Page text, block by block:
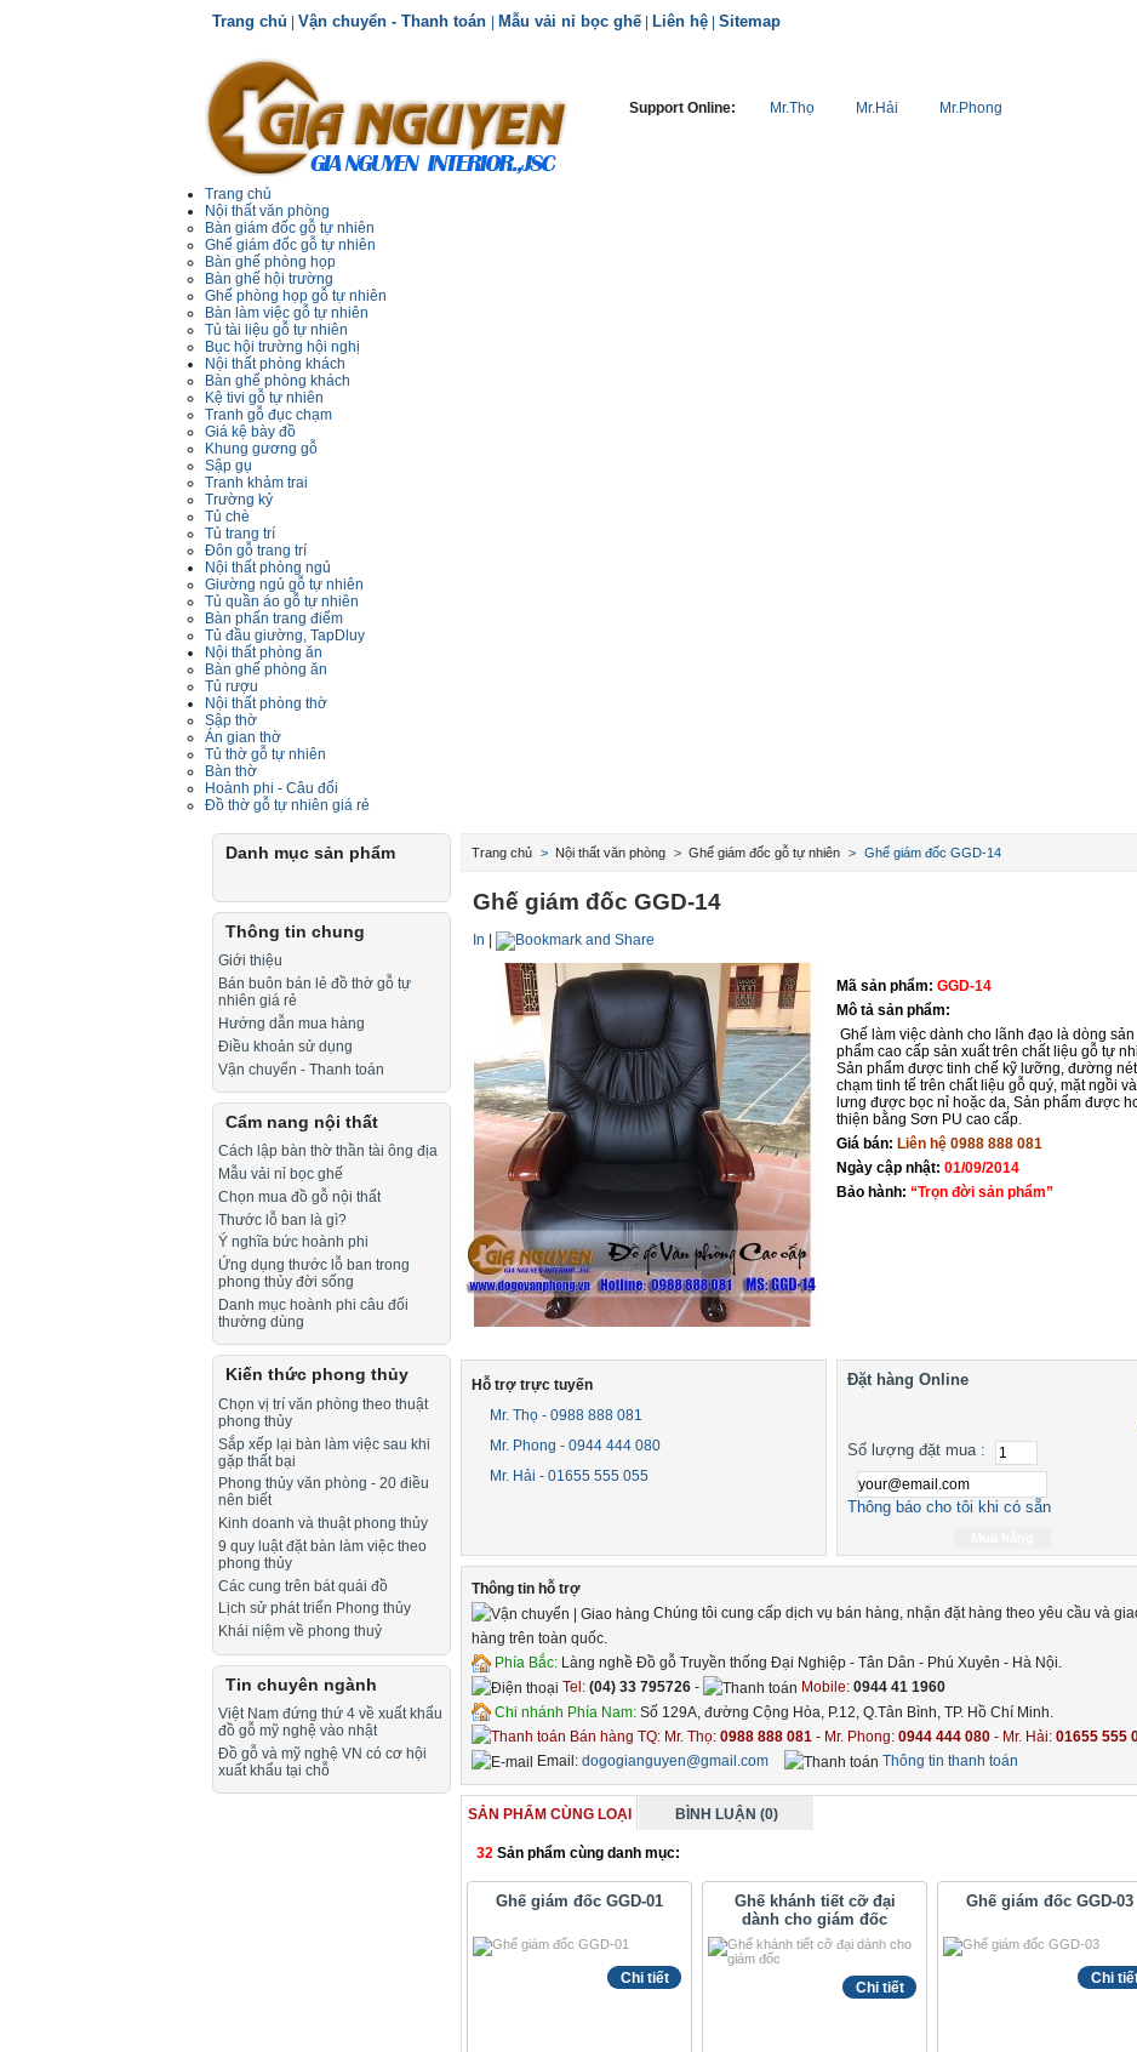
Trang chủ Vận chuyển - Thanh toán Mẫu vải nỉ bọc ghế Liên hệ Sitemap
Support Online: Mr.Thọ Mr.Hải Mr.Phong
Trang chủ
Nội thất văn phòng
Bàn giám đốc gỗ tự nhiên
Ghế giám đốc gỗ tự nhiên
Bàn ghế phòng họp
Bàn ghế hội trường
Ghế phòng họp gỗ tự nhiên
Bàn làm việc gỗ tự nhiên
Tủ tài liệu gỗ tự nhiên
Bục hội trường hội nghị
Nội thất phòng khách
Bàn ghế phòng khách
Kệ tivi gỗ tự nhiên
Tranh gỗ đục chạm
Giá kệ bày đồ
Khung gương gỗ
Sập gụ
Tranh khảm trai
Trường kỷ
Tủ chè
Tủ trang trí
Đôn gỗ trang trí
Nội thất phòng ngủ
Giường ngủ gỗ tự nhiên
Tủ quần áo gỗ tự nhiên
Bàn phấn trang điểm
Tủ đầu giường, TapDluy
Nội thất phòng ăn
Bàn ghế phòng ăn
Tủ rượu
Nội thất phòng thờ
Sập thờ
Án gian thờ
Tủ thờ gỗ tự nhiên
Bàn thờ
Hoành phi - Câu đối
Đồ thờ gỗ tự nhiên giá rẻ
Danh mục sản phẩm
Thông tin chung
Giới thiệu
Bán buôn bán lẻ đồ thờ gỗ tự
nhiên giá rẻ
Hướng dẫn mua hàng
Điều khoản sử dụng
Vận chuyển - Thanh toán
Cẩm nang nội thất
Cách lập bàn thờ thần tài ông địa
Mẫu vải nỉ bọc ghế
Chọn mua đồ gỗ nội thất
Thước lỗ ban là gì?
Ý nghĩa bức hoành phi
Ứng dụng thước lỗ ban trong
phong thủy đời sống
Danh mục hoành phi câu đối
thường dùng
Kiến thức phong thủy
Chọn vị trí văn phòng theo thuật
phong thủy
Sắp xếp lại bàn làm việc sau khi
gặp thất bại
Phong thủy văn phòng - 20 điều
nên biết
Kinh doanh và thuật phong thủy
9 quy luật đặt bàn làm việc theo
phong thủy
Các cung trên bát quái đồ
Lịch sử phát triển Phong thủy
Khái niệm về phong thuỷ
Tin chuyên ngành
Việt Nam đứng thứ 4 về xuất khẩu
đồ gỗ mỹ nghệ vào nhật
Đồ gỗ và mỹ nghệ VN có cơ hội
xuất khẩu tại chỗ
Trang chủ > Nội thất văn phòng > Ghế giám đốc gỗ tự nhiên > Ghế giám đốc GGD-14
Ghế giám đốc GGD-14
In
Mã sản phẩm: GGD-14
Mô tả sản phẩm:
Ghế làm việc dành cho lãnh đạo là dòng sản
phẩm cao cấp sản xuất trên chất liệu gỗ tự
Sản phẩm được tinh chế kỹ lưỡng, đường
chạm tinh tế trên chất liệu gỗ quý, mặt ngồi
lưng được bọc nỉ hoặc da, Sản phẩm được
thiện bằng Sơn PU cao cấp.
Giá bán: Liên hệ 0988 888 081
Ngày cập nhật: 01/09/2014
Bảo hành: “Trọn đời sản phẩm”
Hỗ trợ trực tuyến
Mr. Thọ - 0988 888 081
Mr. Phong - 0944 444 080
Mr. Hải - 01655 555 055
Đặt hàng Online
Số lượng đặt mua :
Thông báo cho tôi khi có sẵn
Thông tin hỗ trợ
Chúng tôi cung cấp dịch vụ bán hàng, nhận đặt hàng theo yêu cầu và
hàng trên toàn quốc.
Phía Bắc: Làng nghề Đồ gỗ Truyền thống Đại Nghiệp - Tân Dân - Phú Xuyên - Hà Nội.
Tel: (04) 33 795726 - Mobile: 0944 41 1960
Chi nhánh Phía Nam: Số 129A, đường Cộng Hòa, P.12, Q.Tân Bình, TP. Hồ Chí Minh.
Bán hàng TQ: Mr. Thọ: 0988 888 081 - Mr. Phong: 0944 444 080 - Mr. Hải: 01655 555
Email: dogogianguyen@gmail.com Thông tin thanh toán
SẢN PHẨM CÙNG LOẠI BÌNH LUẬN (0)
32 Sản phẩm cùng danh mục:
Ghế giám đốc GGD-01
Chi tiết
Ghế khánh tiết cỡ đại
dành cho giám đốc
Chi tiết
Ghế giám đốc GGD-03
Chi